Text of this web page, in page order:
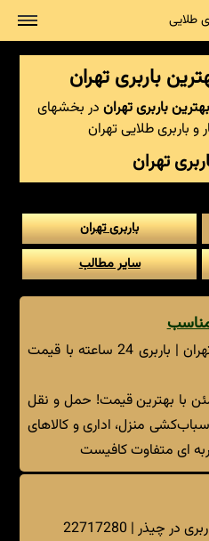
طلایی
باربری تهران
بهترین باربری تهران در بخشهای
باربری طلایی تهران
تهران
باربری تهران
سایر مطالب
باربری طلایی انتخاب اول در تهران | باربری 24 ساعته با قیمت
با بهترین قیمت! حمل و نقل
منزل، اداری و کالاهای
ای متفاوت کافیست
چیذر | 22717280